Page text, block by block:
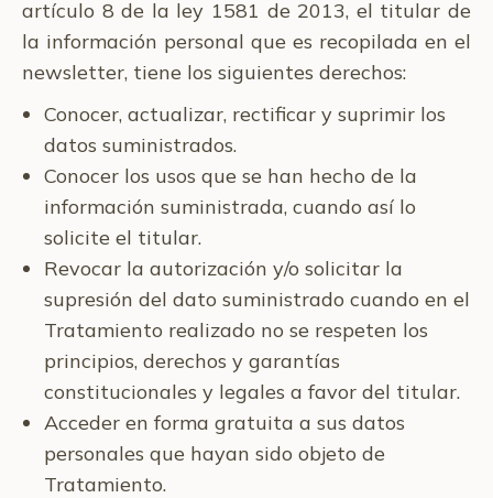
artículo 8 de la ley 1581 de 2013, el titular de
la información personal que es recopilada en el
newsletter, tiene los siguientes derechos:
Conocer, actualizar, rectificar y suprimir los
datos suministrados.
Conocer los usos que se han hecho de la
información suministrada, cuando así lo
solicite el titular.
Revocar la autorización y/o solicitar la
supresión del dato suministrado cuando en el
Tratamiento realizado no se respeten los
principios, derechos y garantías
constitucionales y legales a favor del titular.
Acceder en forma gratuita a sus datos
personales que hayan sido objeto de
Tratamiento.